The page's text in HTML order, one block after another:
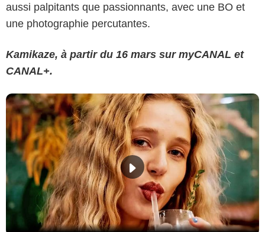
aussi palpitants que passionnants, avec une BO et
une photographie percutantes.
Kamikaze, à partir du 16 mars sur myCANAL et
CANAL+.